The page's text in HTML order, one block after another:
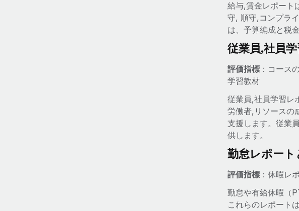
給与,賃金レポート
守, 順守,コンプラ
は、予算編成と税
従業員,社員
評価指標：コース
学習教材
従業員,社員学習レ
労働者,リソースの
支援します。従業
供します。
勤怠レポー
評価指標：休暇レ
勤怠や有給休暇（
これらのレポート